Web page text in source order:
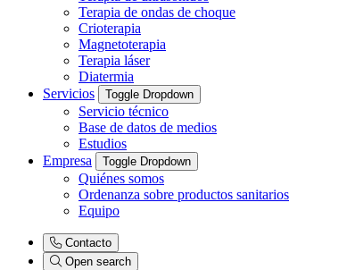
Terapia de ondas de choque
Crioterapia
Magnetoterapia
Terapia láser
Diatermia
Servicios
Toggle Dropdown
Servicio técnico
Base de datos de medios
Estudios
Empresa
Toggle Dropdown
Quiénes somos
Ordenanza sobre productos sanitarios
Equipo
Contacto
Open search